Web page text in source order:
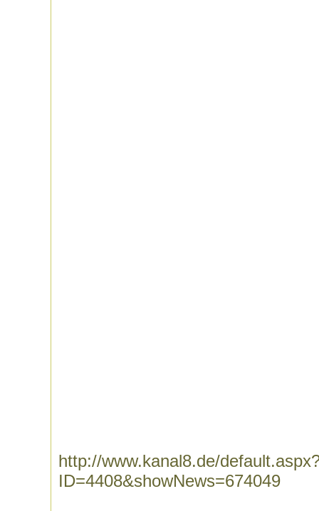
http://www.kanal8.de/
ID=4408&showNews=674049